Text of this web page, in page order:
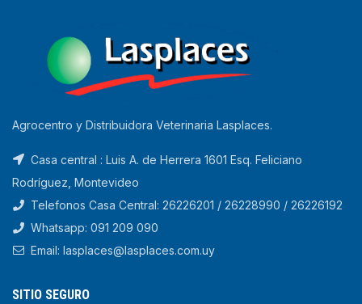
Agrocentro y Distribuidora Veterinaria Lasplaces.
Casa central : Luis A. de Herrera 1601 Esq. Feliciano
Rodríguez, Montevideo
Telefonos Casa Central: 26226201 / 26228990 / 26226192
Whatsapp: 091 209 090
Email: lasplaces@lasplaces.com.uy
SITIO SEGURO